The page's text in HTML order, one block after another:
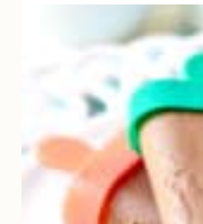
COURGETTES
AU
CITRON
BASILIC